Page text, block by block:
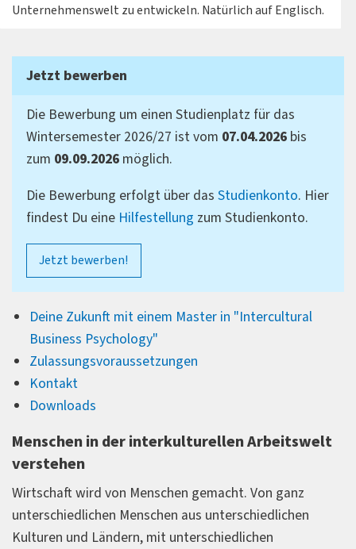
Unternehmenswelt zu entwickeln. Natürlich auf Englisch.
Jetzt bewerben
Die Bewerbung um einen Studienplatz für das
Wintersemester 2026/27 ist vom 07.04.2026bis
zum 09.09.2026möglich.
Die Bewerbung erfolgt über das Studienkonto. Hier
findest Du eine Hilfestellung zum Studienkonto.
Jetzt bewerben!
Deine Zukunft mit einem Master in "Intercultural
Business Psychology"
Zulassungsvoraussetzungen
Kontakt
Downloads
Menschen in der interkulturellen Arbeitswelt
verstehen
Wirtschaft wird von Menschen gemacht. Von ganz
unterschiedlichen Menschen aus unterschiedlichen
Kulturen und Ländern, mit unterschiedlichen